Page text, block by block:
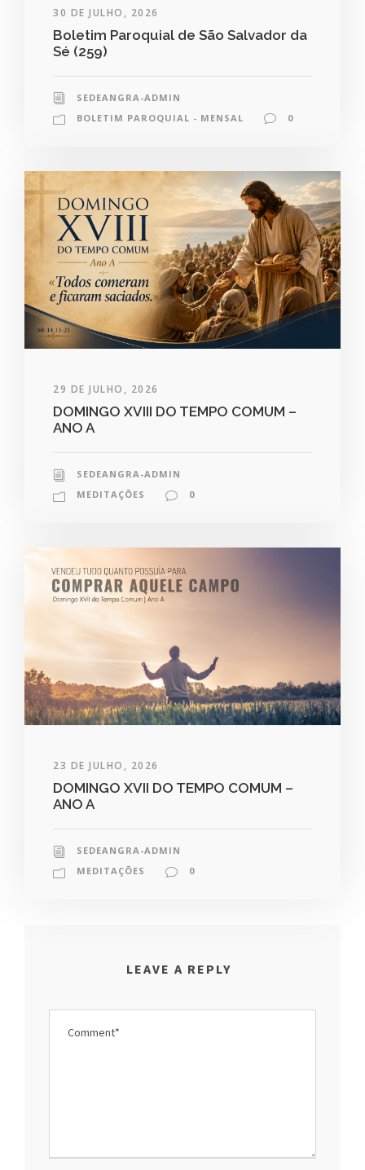
30 DE JULHO, 2026
Boletim Paroquial de São Salvador da
Sé (259)
SEDEANGRA-ADMIN
BOLETIM PAROQUIAL - MENSAL
0
29 DE JULHO, 2026
DOMINGO XVIII DO TEMPO COMUM –
ANO A
SEDEANGRA-ADMIN
MEDITAÇÕES
0
23 DE JULHO, 2026
DOMINGO XVII DO TEMPO COMUM –
ANO A
SEDEANGRA-ADMIN
MEDITAÇÕES
0
LEAVE A REPLY